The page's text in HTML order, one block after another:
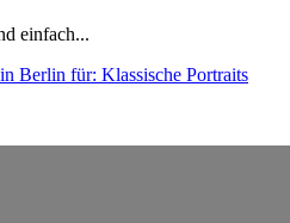
einfach...
Berlin für: Klassische Portraits